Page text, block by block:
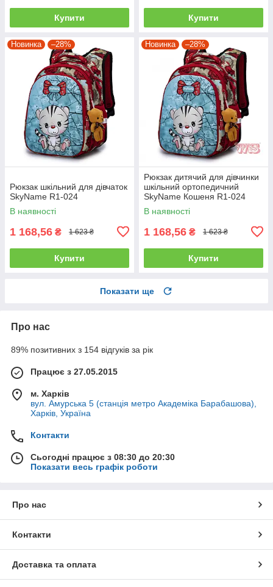
Купити Купити
Новинка –28%
Рюкзак шкільний для дівчаток
SkyName R1-024
В наявності
1 168,56 ₴ 1 623 ₴
Купити
Новинка –28%
Рюкзак дитячий для дівчинки
шкільний ортопедичний
SkyName Кошеня R1-024
В наявності
1 168,56 ₴ 1 623 ₴
Купити
Показати ще
Про нас
89% позитивних з 154 відгуків за рік
Працює з 27.05.2015
м. Харків
вул. Амурська 5 (станція метро Академіка Барабашова),
Харків, Україна
Контакти
Сьогодні працює з 08:30 до 20:30
Показати весь графік роботи
Про нас
Контакти
Доставка та оплата